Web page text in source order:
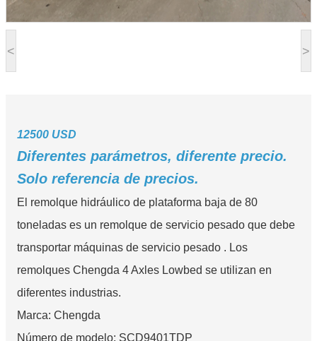
< >
12500 USD
Diferentes parámetros, diferente precio.
Solo referencia de precios.
El remolque hidráulico de plataforma baja de 80
toneladas es un remolque de servicio pesado que debe
transportar máquinas de servicio pesado . Los
remolques Chengda 4 Axles Lowbed se utilizan en
diferentes industrias.
Marca: Chengda
Número de modelo: SCD9401TDP